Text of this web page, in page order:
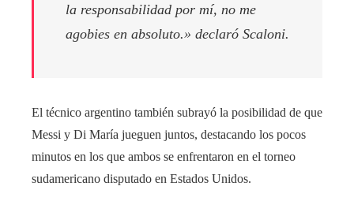
la responsabilidad por mí, no me
agobies en absoluto.» declaró Scaloni.
El técnico argentino también subrayó la posibilidad de que
Messi y Di María jueguen juntos, destacando los pocos
minutos en los que ambos se enfrentaron en el torneo
sudamericano disputado en Estados Unidos.